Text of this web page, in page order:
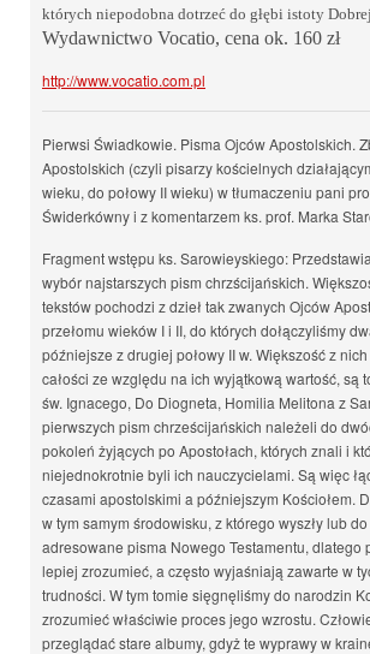
których niepodobna dotrzeć do głębi istoty
Wydawnictwo Vocatio, cena ok. 160 zł
http://www.vocatio.com.pl
Pierwsi Świadkowie. Pisma Ojców Apostolskich.
Apostolskich (czyli pisarzy kościelnych
wieku, do połowy II wieku) w tłumaczeniu pani
Świderkówny i z komentarzem ks. prof. Marka
Fragment wstępu ks. Sarowieyskiego:
wybór najstarszych pism chrzścijańskich.
tekstów pochodzi z dzieł tak zwanych Ojców
przełomu wieków I i II, do których dołączyliśmy
późniejsze z drugiej połowy II w. Większość z
całości ze względu na ich wyjątkową wartość, są
św. Ignacego, Do Diogneta, Homilia Melitona z
pierwszych pism chrześcijańskich należeli do
pokoleń żyjących po Apostołach, których znali i
niejednokrotnie byli ich nauczycielami. Są więc
czasami apostolskimi a późniejszym Kościołem.
w tym samym środowisku, z którego wyszły lub
adresowane pisma Nowego Testamentu, dlatego
lepiej zrozumieć, a często wyjaśniają zawarte w
trudności. W tym tomie sięgnęliśmy do narodzin
zrozumieć właściwie proces jego wzrostu.
przeglądać stare albumy, gdyż te wyprawy w